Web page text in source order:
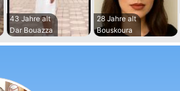
43 Jahre alt
Dar Bouazza
28 Jahre alt
Bouskoura